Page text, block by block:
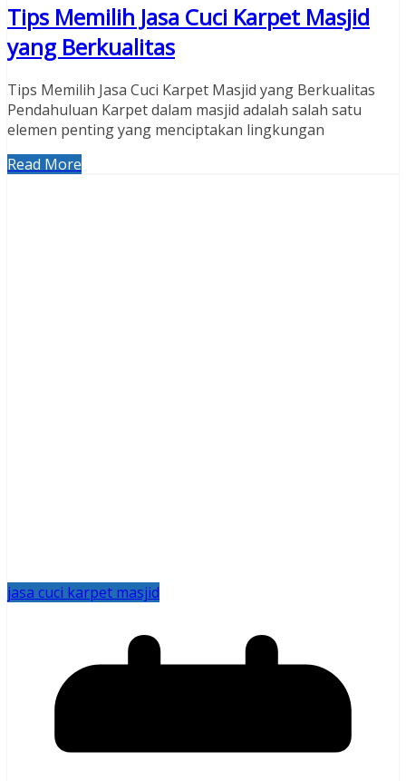
Tips Memilih Jasa Cuci Karpet Masjid
yang Berkualitas
Tips Memilih Jasa Cuci Karpet Masjid yang Berkualitas
Pendahuluan Karpet dalam masjid adalah salah satu
elemen penting yang menciptakan lingkungan
Read More
jasa cuci karpet masjid